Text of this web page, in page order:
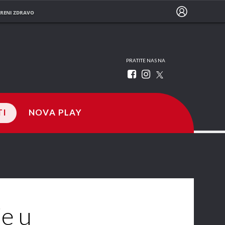
ZDRAVO
PRATITE NAS NA
NOVA PLAY
u